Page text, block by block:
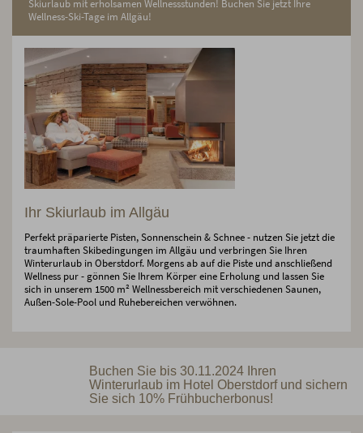
Skiurlaub mit erholsamen Wellnessstunden! Buchen Sie jetzt Ihre
Wellness-Ski-Tage im Allgäu!
Ihr Skiurlaub im Allgäu
Perfekt präparierte Pisten, Sonnenschein & Schnee - nutzen Sie jetzt die
traumhaften Skibedingungen im Allgäu und verbringen Sie Ihren
Winterurlaub in Oberstdorf. Morgens ab auf die Piste und anschließend
Wellness pur - gönnen Sie Ihrem Körper eine Erholung und lassen Sie
sich in unserem 1500 m² Wellnessbereich mit verschiedenen Saunen,
Außen-Sole-Pool und Ruhebereichen verwöhnen.
Buchen Sie bis 30.11.2024 Ihren
Winterurlaub im Hotel Oberstdorf und sichern
Sie sich 10% Frühbucherbonus!